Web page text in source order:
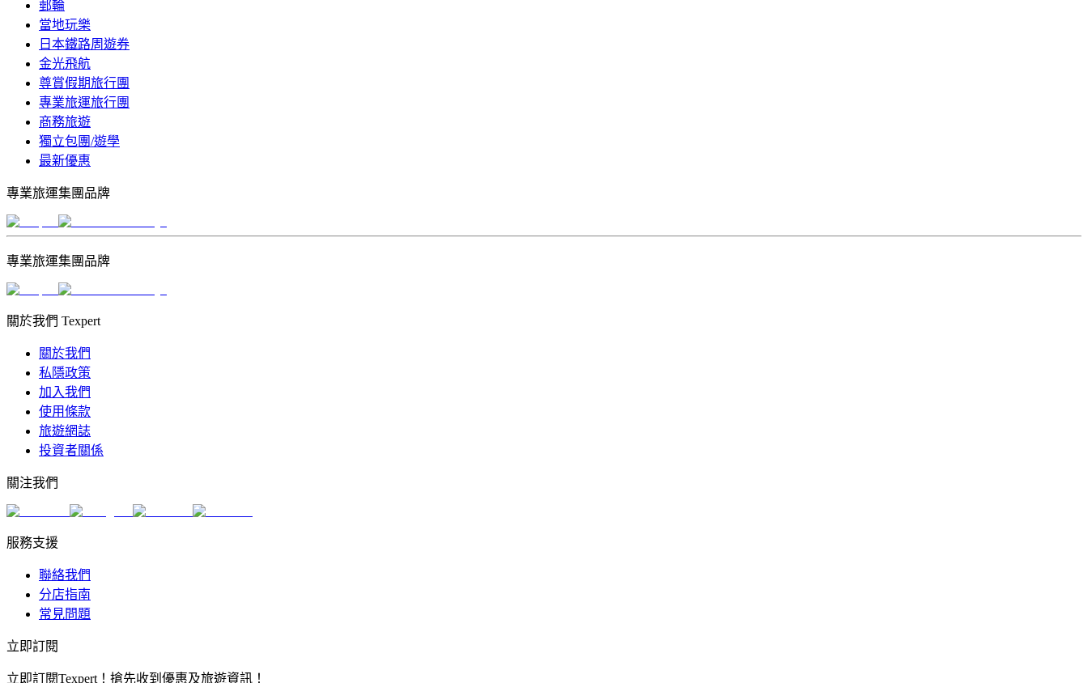
郵輪
當地玩樂
日本鐵路周遊券
金光飛航
尊賞假期旅行團
專業旅運旅行團
商務旅遊
獨立包團/遊學
最新優惠
專業旅運集團品牌
專業旅運集團品牌
關於我們 Texpert
關於我們
私隱政策
加入我們
使用條款
旅遊網誌
投資者關係
關注我們
服務支援
聯絡我們
分店指南
常見問題
立即訂閱
立即訂閱Texpert！搶先收到優惠及旅遊資訊！